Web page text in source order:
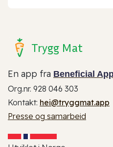
Trygg Mat
En app fra Beneficial
Org.nr. 928 046 303
Kontakt: hei@tryggmat.app
Presse og samarbeid